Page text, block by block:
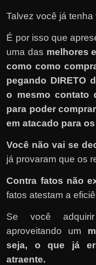
Talvez você já
É por isso que
uma das melhores
como como
pegando DIRETO
o mesmo contato
para poder
em atacado para
Você não vai se
já provaram que os
Contra fatos não
fatos atestam a
Se você
aproveitando um
seja, o que já
atraente.